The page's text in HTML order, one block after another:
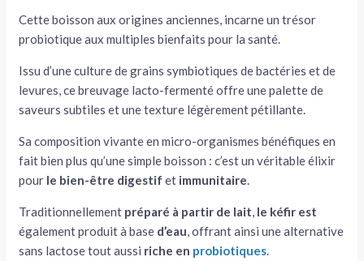
Cette boisson aux origines anciennes, incarne un trésor
probiotique aux multiples bienfaits pour la santé.
Issu d’une culture de grains symbiotiques de bactéries et de
levures, ce breuvage lacto-fermenté offre une palette de
saveurs subtiles et une texture légèrement pétillante.
Sa composition vivante en micro-organismes bénéfiques en
fait bien plus qu’une simple boisson : c’est un véritable élixir
pour le bien-être digestif et immunitaire.
Traditionnellement préparé à partir de lait, le kéfir est
également produit à base d’eau, offrant ainsi une alternative
sans lactose tout aussi riche en probiotiques.